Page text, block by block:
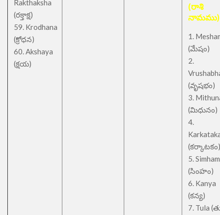
Rakthaksha
(రక్తాక్ష)
59. Krodhana
(క్రోధన)
60. Akshaya
(క్షయ)
(రాశి
నామము)
1.
(మేషం)
2.
(వృషభం)
3.
(మిధునం)
4.
(కర్కాటకం)
5. Simham
(సింహం)
6. Kanya
(కన్య)
7. Tula